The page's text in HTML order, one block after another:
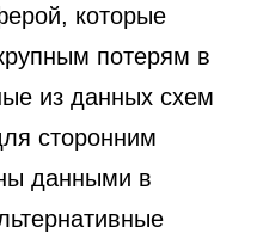
которые
потерям в
из данных схем
сторонним
данными в